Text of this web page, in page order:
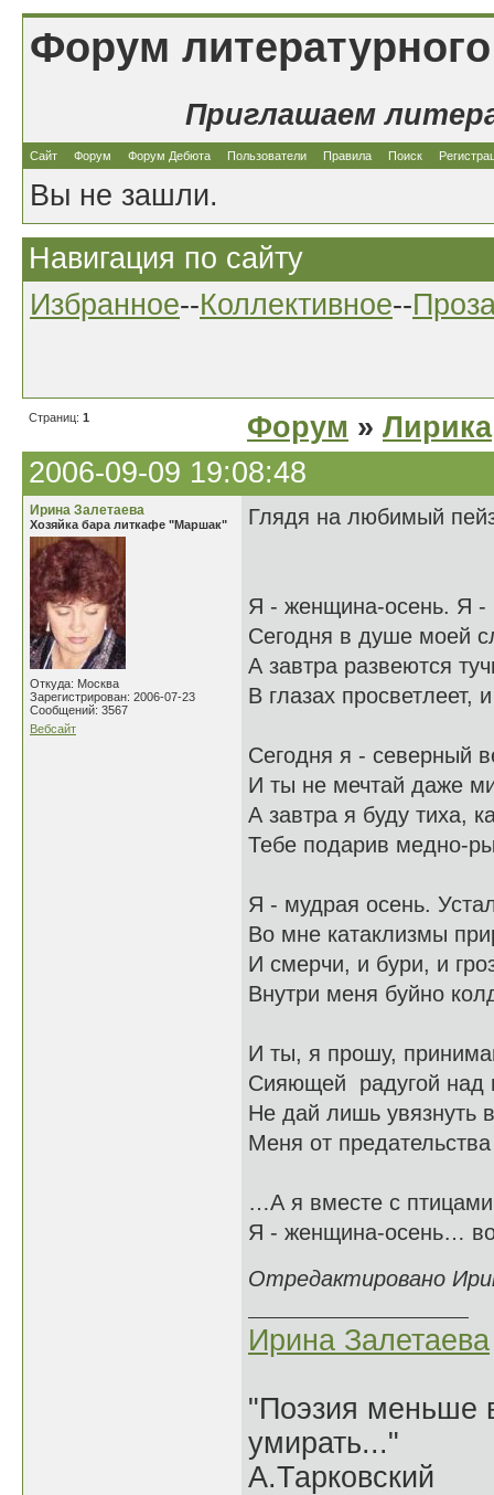
Форум
Приглашаем
Сайт Форум Форум Дебюта Пользователи Правила Поиск
Вы не зашли.
Навигация по сайту
Избранное--Коллективное--
Страниц: 1 Форум » Лирика
2006-09-09 19:08:48
Ирина Залетаева
Хозяйка бара литкафе "Маршак"
Откуда: Москва
Зарегистрирован: 2006-07-23
Сообщений: 3567
Вебсайт
Глядя на любимый
Я - женщина-осень.
Сегодня в душе моей
А завтра
В глазах
Сегодня я - северный
И ты не мечтай даже
А завтра я буду
Тебе подарив медно-
Я - мудрая осень.
Во мне катаклизмы
И смерчи, и бури, и
Внутри меня буйно
И ты, я прошу,
Сияющей радугой над
Не дай лишь
Меня от
…А я вместе с
Я - женщина-осень…
Отредактировано
Ирина Залетаева
"Поэзия меньше
умирать..."
А.Тарковский